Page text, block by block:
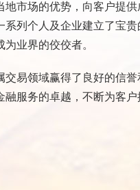
市场的优势，向客户提
列个人及企业建立了宝
业界的佼佼者。
易领域赢得了良好的信
服务的卓越，不断为客户